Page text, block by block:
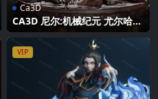
Ca3D
CA3D 尼尔:机械纪元 尤尔哈A
型二号
VIP